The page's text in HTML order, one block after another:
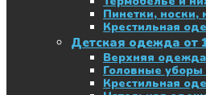
Пинетки, носки,
Крестильная
Детская одежда от
Верхняя одежда
Головные уборы
Крестильная